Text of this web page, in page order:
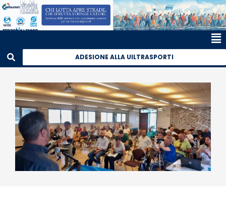
ADESIONE ALLA UILTRASPORTI